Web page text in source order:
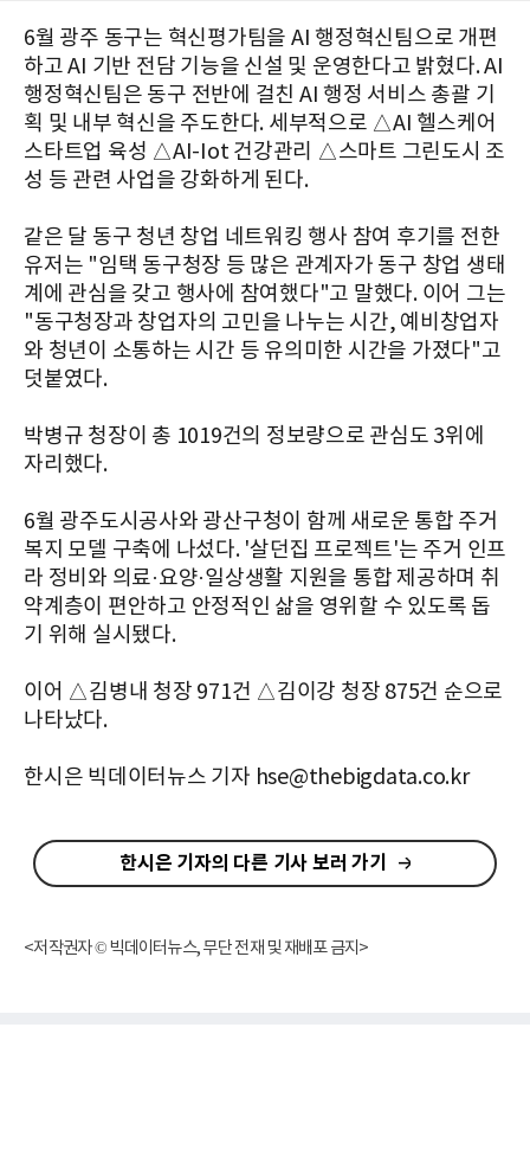
6월 광주 동구는 혁신평가팀을 AI 행정혁신팀으로 개편
하고 AI 기반 전담 기능을 신설 및 운영한다고 밝혔다. AI
행정혁신팀은 동구 전반에 걸친 AI 행정 서비스 총괄 기
획 및 내부 혁신을 주도한다. 세부적으로 △AI 헬스케어
스타트업 육성 △AI-Iot 건강관리 △스마트 그린도시 조
성 등 관련 사업을 강화하게 된다.
같은 달 동구 청년 창업 네트워킹 행사 참여 후기를 전한
유저는 "임택 동구청장 등 많은 관계자가 동구 창업 생태
계에 관심을 갖고 행사에 참여했다"고 말했다. 이어 그는
"동구청장과 창업자의 고민을 나누는 시간, 예비창업자
와 청년이 소통하는 시간 등 유의미한 시간을 가졌다"고
덧붙였다.
박병규 청장이 총 1019건의 정보량으로 관심도 3위에
자리했다.
6월 광주도시공사와 광산구청이 함께 새로운 통합 주거
복지 모델 구축에 나섰다. '살던집 프로젝트'는 주거 인프
라 정비와 의료·요양·일상생활 지원을 통합 제공하며 취
약계층이 편안하고 안정적인 삶을 영위할 수 있도록 돕
기 위해 실시됐다.
이어 △김병내 청장 971건 △김이강 청장 875건 순으로
나타났다.
한시은 빅데이터뉴스 기자 hse@thebigdata.co.kr
한시은 기자의 다른 기사 보러 가기
<저작권자 © 빅데이터뉴스, 무단 전재 및 재배포 금지>